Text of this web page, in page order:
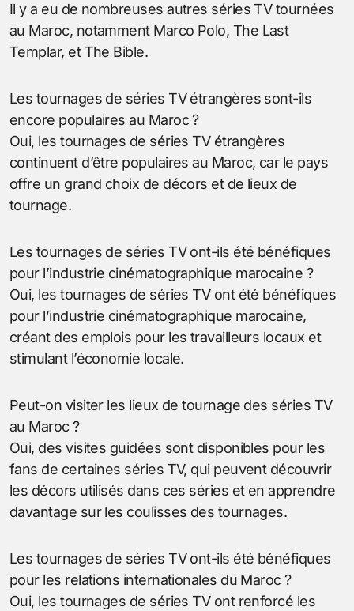
Il y a eu de nombreuses autres séries TV tournées
au Maroc, notamment Marco Polo, The Last
Templar, et The Bible.
Les tournages de séries TV étrangères sont-ils
encore populaires au Maroc ?
Oui, les tournages de séries TV étrangères
continuent d’être populaires au Maroc, car le pays
offre un grand choix de décors et de lieux de
tournage.
Les tournages de séries TV ont-ils été bénéfiques
pour l’industrie cinématographique marocaine ?
Oui, les tournages de séries TV ont été bénéfiques
pour l’industrie cinématographique marocaine,
créant des emplois pour les travailleurs locaux et
stimulant l’économie locale.
Peut-on visiter les lieux de tournage des séries TV
au Maroc ?
Oui, des visites guidées sont disponibles pour les
fans de certaines séries TV, qui peuvent découvrir
les décors utilisés dans ces séries et en apprendre
davantage sur les coulisses des tournages.
Les tournages de séries TV ont-ils été bénéfiques
pour les relations internationales du Maroc ?
Oui, les tournages de séries TV ont renforcé les